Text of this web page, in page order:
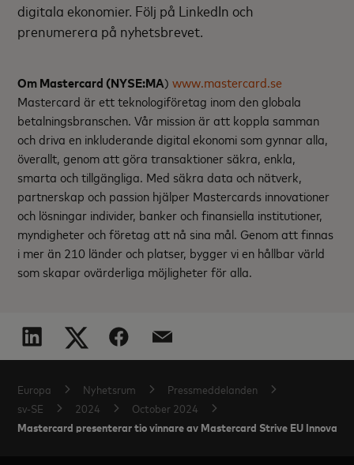
digitala ekonomier. Följ på LinkedIn och
prenumerera på nyhetsbrevet.
Om Mastercard (NYSE:MA)www.mastercard.se
Mastercard är ett teknologiföretag inom den globala
betalningsbranschen. Vår mission är att koppla samman
och driva en inkluderande digital ekonomi som gynnar alla,
överallt, genom att göra transaktioner säkra, enkla,
smarta och tillgängliga. Med säkra data och nätverk,
partnerskap och passion hjälper Mastercards innovationer
och lösningar individer, banker och finansiella institutioner,
myndigheter och företag att nå sina mål. Genom att finnas
i mer än 210 länder och platser, bygger vi en hållbar värld
som skapar ovärderliga möjligheter för alla.
Europa Nyhetsrum
Pressmeddelanden
sv-SE
2024 October 2024
Mastercard presenterar tio vinnare av Mastercard Strive EU